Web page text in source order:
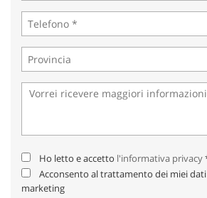
Ho letto e accetto l'informativa privacy
Acconsento al trattamento dei miei
marketing